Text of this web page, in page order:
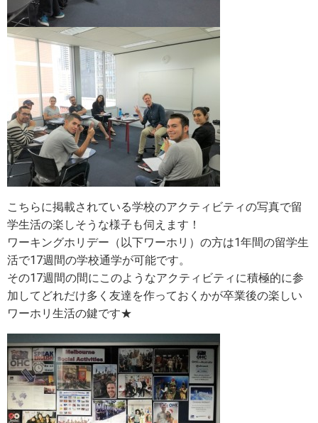
こちらに掲載されている学校のアクティビティの写真で留
学生活の楽しそうな様子も伺えます！
ワーキングホリデー（以下ワーホリ）の方は1年間の留学生
活で17週間の学校通学が可能です。
その17週間の間にこのようなアクティビティに積極的に参
加してどれだけ多く友達を作っておくかが卒業後の楽しい
ワーホリ生活の鍵です★